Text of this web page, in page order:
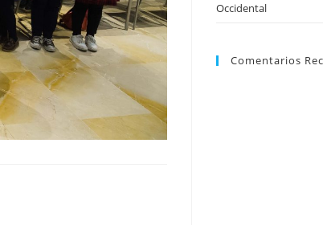
Occidental
Comentarios